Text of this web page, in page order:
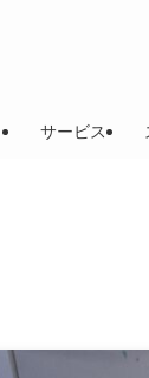
サービス